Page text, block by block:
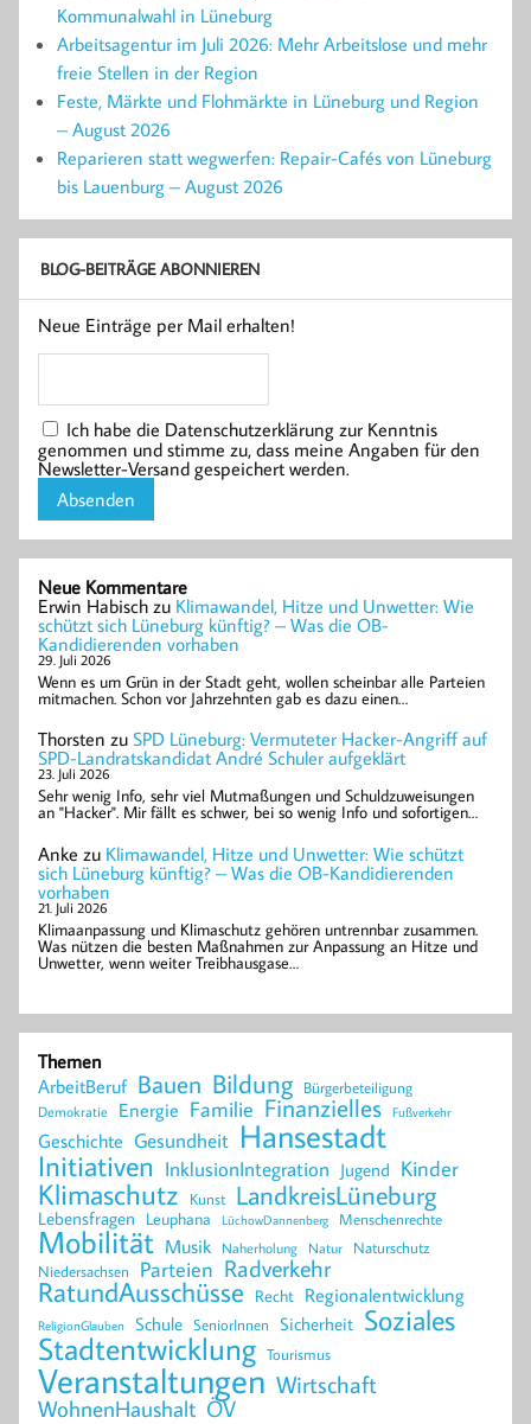
Kommunalwahl in Lüneburg
Arbeitsagentur im Juli 2026: Mehr Arbeitslose und mehr
freie Stellen in der Region
Feste, Märkte und Flohmärkte in Lüneburg und Region
– August 2026
Reparieren statt wegwerfen: Repair-Cafés von Lüneburg
bis Lauenburg – August 2026
BLOG-BEITRÄGE ABONNIEREN
Neue Einträge per Mail erhalten!
Ich habe die Datenschutzerklärung zur Kenntnis
genommen und stimme zu, dass meine Angaben für den
Newsletter-Versand gespeichert werden.
Neue Kommentare
Erwin Habisch zu Klimawandel, Hitze und Unwetter: Wie
schützt sich Lüneburg künftig? – Was die OB-
Kandidierenden vorhaben
29. Juli 2026
Wenn es um Grün in der Stadt geht, wollen scheinbar alle Parteien
mitmachen. Schon vor Jahrzehnten gab es dazu einen…
Thorsten zu SPD Lüneburg: Vermuteter Hacker-Angriff auf
SPD-Landratskandidat André Schuler aufgeklärt
23. Juli 2026
Sehr wenig Info, sehr viel Mutmaßungen und Schuldzuweisungen
an "Hacker". Mir fällt es schwer, bei so wenig Info und sofortigen…
Anke zu Klimawandel, Hitze und Unwetter: Wie schützt
sich Lüneburg künftig? – Was die OB-Kandidierenden
vorhaben
21. Juli 2026
Klimaanpassung und Klimaschutz gehören untrennbar zusammen.
Was nützen die besten Maßnahmen zur Anpassung an Hitze und
Unwetter, wenn weiter Treibhausgase…
Themen
ArbeitBeruf Bauen Bildung Bürgerbeteiligung
Demokratie Energie Familie Finanzielles Fußverkehr
Geschichte Gesundheit Hansestadt
Initiativen InklusionIntegration Jugend Kinder
Klimaschutz Kunst LandkreisLüneburg
Lebensfragen Leuphana LüchowDannenberg Menschenrechte
Mobilität Musik Naherholung Natur Naturschutz
Niedersachsen Parteien Radverkehr
RatundAusschüsse Recht Regionalentwicklung
ReligionGlauben Schule SeniorInnen Sicherheit Soziales
Stadtentwicklung Tourismus
Veranstaltungen Wirtschaft
WohnenHaushalt ÖV